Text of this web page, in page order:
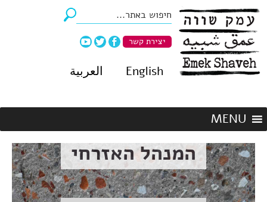
יצירת קשר
English العربية
המנהל האזרחי